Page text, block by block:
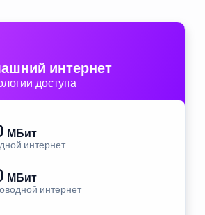
интернет
доступа
МБит
интернет
МБит
интернет